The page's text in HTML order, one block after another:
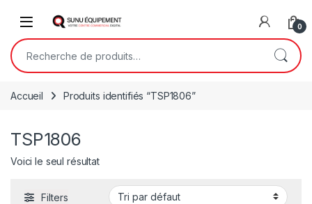
Open 0
Recherche pour :
Accueil Produits identifiés “TSP1806”
TSP1806
Voici le seul résultat
Filters